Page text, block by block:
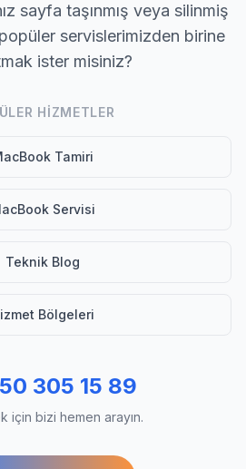
sayfa taşınmış veya silinmiş
servislerimizden birine
ister misiniz?
HIZMETLER
Tamiri
Servisi
Teknik Blog
Bölgeleri
305 15 89
için bizi hemen arayın.